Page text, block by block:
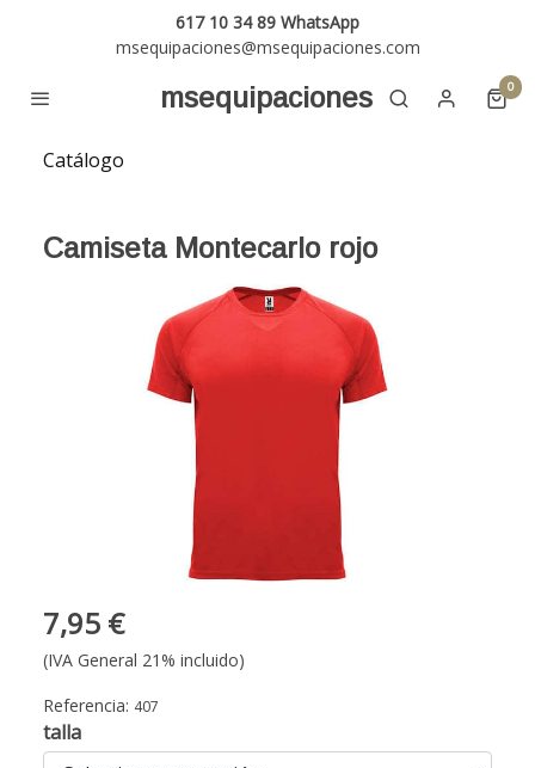
617 10 34 89 WhatsApp
msequipaciones@msequipaciones.com
msequipaciones 0
Catálogo
Camiseta Montecarlo rojo
7,95 €
(IVA General 21% incluido)
Referencia: 407
talla